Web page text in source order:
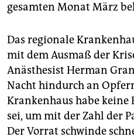
gesamten Monat März
Das regionale
mit dem Ausmaß der
Anästhesist Herman
Nacht hindurch an
Krankenhaus habe
sei, um mit der Zahl der
Der Vorrat schwinde